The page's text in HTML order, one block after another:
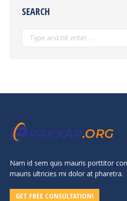
SEARCH
Search:
Nam id sem quis mauris porttitor
mauris ultricies mi dolor at pharetra.
GET FREE CONSULTATION!